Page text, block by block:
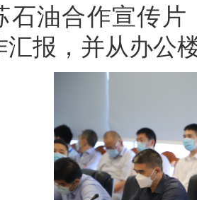
石油合作宣传
汇报，并从办公